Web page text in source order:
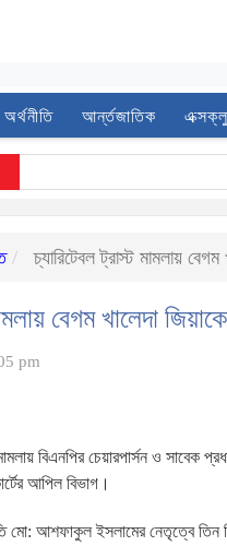
অর্থনীতি আর্ন্তজাতিক
চ্যারিটেবল ট্রাস্ট মামলায় বেগম
বেগম খালেদা
pm
বিএনপির চেয়ারপার্সন ও সাবেক
আপিল বিভাগ।
মো: আশফাকুল ইসলামের নেতৃত্বে